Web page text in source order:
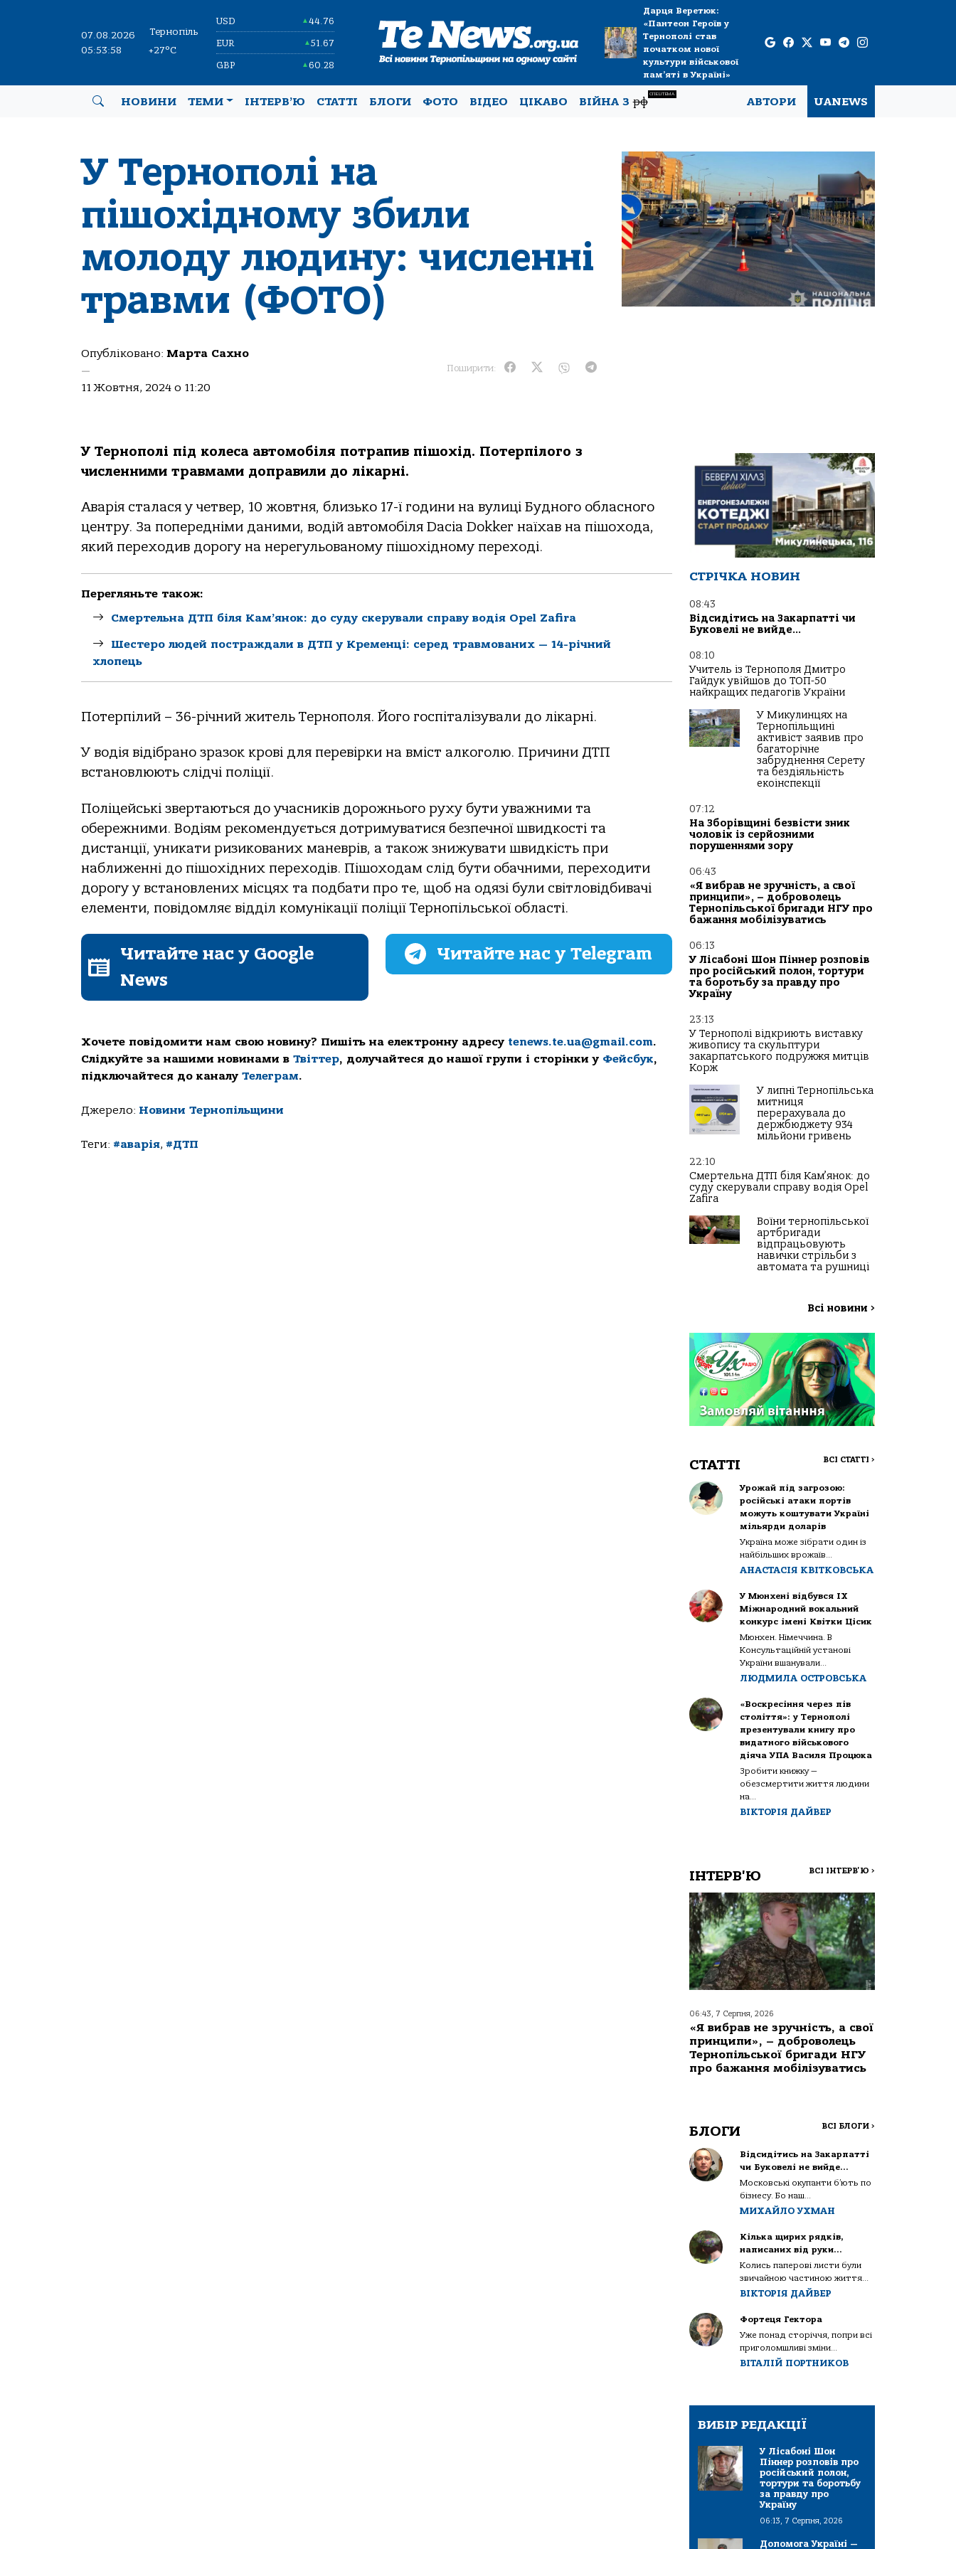
07.08.2026
05:53:59
Тернопіль
+27°C
USD ▲44.76
EUR ▲51.67
GBP ▲60.28
Дарця Веретюк:
«Пантеон Героїв у
Тернополі став
початком нової
культури військової
пам’яті в Україні»
НОВИНИ ТЕМИ ІНТЕРВ’Ю СТАТТІ БЛОГИ ФОТО ВІДЕО ЦІКАВО ВІЙНА Зрф
СПЕЦТЕМА
АВТОРИ UANEWS
У Тернополі на
пішохідному збили
молоду людину: численні
травми (ФОТО)
Опубліковано: Марта Сахно
—
11 Жовтня, 2024 о 11:20
Поширити:
У Тернополі під колеса автомобіля потрапив пішохід. Потерпілого з
численними травмами доправили до лікарні.
Аварія сталася у четвер, 10 жовтня, близько 17-ї години на вулиці Будного обласного
центру. За попередніми даними, водій автомобіля Dacia Dokker наїхав на пішохода,
який переходив дорогу на нерегульованому пішохідному переході.
Перегляньте також:
Смертельна ДТП біля Кам’янок: до суду скерували справу водія Opel Zafira
Шестеро людей постраждали в ДТП у Кременці: серед травмованих — 14-річний
хлопець
Потерпілий – 36-річний житель Тернополя. Його госпіталізували до лікарні.
У водія відібрано зразок крові для перевірки на вміст алкоголю. Причини ДТП
встановлюють слідчі поліції.
Поліцейські звертаються до учасників дорожнього руху бути уважними та
обережними. Водіям рекомендується дотримуватися безпечної швидкості та
дистанції, уникати ризикованих маневрів, а також знижувати швидкість при
наближенні до пішохідних переходів. Пішоходам слід бути обачними, переходити
дорогу у встановлених місцях та подбати про те, щоб на одязі були світловідбивачі
елементи, повідомляє відділ комунікації поліції Тернопільської області.
Читайте нас у Google
News
Читайте нас у Telegram
Хочете повідомити нам свою новину? Пишіть на електронну адресу tenews.te.ua@gmail.com.
Слідкуйте за нашими новинами в Твіттер, долучайтеся до нашої групи і сторінки у Фейсбук,
підключайтеся до каналу Телеграм.
Джерело: Новини Тернопільщини
Теги: #аварія, #ДТП
СТРІЧКА НОВИН
08:43
Відсидітись на Закарпатті чи
Буковелі не вийде…
08:10
Учитель із Тернополя Дмитро
Гайдук увійшов до ТОП-50
найкращих педагогів України
У Микулинцях на
Тернопільщині
активіст заявив про
багаторічне
забруднення Серету
та бездіяльність
екоінспекції
07:12
На Зборівщині безвісти зник
чоловік із серйозними
порушеннями зору
06:43
«Я вибрав не зручність, а свої
принципи», – доброволець
Тернопільської бригади НГУ про
бажання мобілізуватись
06:13
У Лісабоні Шон Піннер розповів
про російський полон, тортури
та боротьбу за правду про
Україну
23:13
У Тернополі відкриють виставку
живопису та скульптури
закарпатського подружжя митців
Корж
У липні Тернопільська
митниця
перерахувала до
держбюджету 934
мільйони гривень
22:10
Смертельна ДТП біля Кам’янок: до
суду скерували справу водія Opel
Zafira
Воїни тернопільської
артбригади
відпрацьовують
навички стрільби з
автомата та рушниці
Всі новини >
СТАТТІ ВСІ СТАТТІ >
Урожай під загрозою:
російські атаки портів
можуть коштувати Україні
мільярди доларів
Україна може зібрати один із
найбільших врожаїв...
АНАСТАСІЯ КВІТКОВСЬКА
У Мюнхені відбувся IX
Міжнародний вокальний
конкурс імені Квітки Цісик
Мюнхен. Німеччина. В
Консультаційній установі
України вшанували...
ЛЮДМИЛА ОСТРОВСЬКА
«Воскресіння через пів
століття»: у Тернополі
презентували книгу про
видатного військового
діяча УПА Василя Процюка
Зробити книжку —
обезсмертити життя людини
на...
ВІКТОРІЯ ДАЙВЕР
ІНТЕРВ'Ю ВСІ ІНТЕРВ'Ю >
06:43, 7 Серпня, 2026
«Я вибрав не зручність, а свої
принципи», – доброволець
Тернопільської бригади НГУ
про бажання мобілізуватись
БЛОГИ ВСІ БЛОГИ >
Відсидітись на Закарпатті
чи Буковелі не вийде…
Московські окупанти б’ють по
бізнесу. Бо наш...
МИХАЙЛО УХМАН
Кілька щирих рядків,
написаних від руки…
Колись паперові листи були
звичайною частиною життя...
ВІКТОРІЯ ДАЙВЕР
Фортеця Гектора
Уже понад сторіччя, попри всі
приголомшливі зміни...
ВІТАЛІЙ ПОРТНИКОВ
ВИБІР РЕДАКЦІЇ
У Лісабоні Шон
Піннер розповів про
російський полон,
тортури та боротьбу
за правду про
Україну
06:13, 7 Серпня, 2026
Допомога Україні —